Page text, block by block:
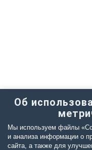
Об
Мы используем файлы
и анализа информации о
сайта, а также для